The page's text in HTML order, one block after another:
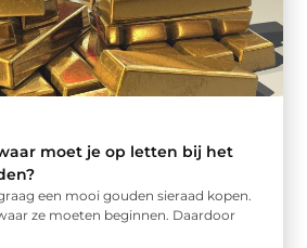
moet je op letten bij het
een mooi gouden sieraad kopen.
ze moeten beginnen. Daardoor